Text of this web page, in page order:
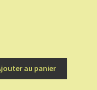
au panier